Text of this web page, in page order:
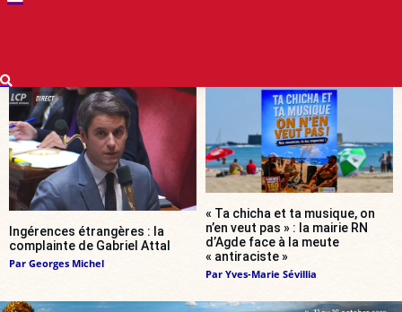
Ingérences étrangères : la
complainte de Gabriel Attal
Par Georges Michel
« Ta chicha et ta musique, on
n’en veut pas » : la mairie RN
d’Agde face à la meute
« antiraciste »
Par Yves-Marie Sévillia